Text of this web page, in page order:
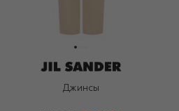
Джинсы